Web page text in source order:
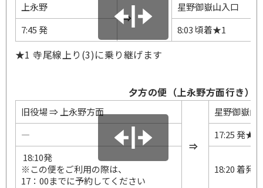
上永野
⇒
星野御嶽山入口
7:45 発
8:03 頃着★1
★1 寺尾線上り(3)に乗り継げます
夕方の便（上永野方面行き）
旧役場 ⇒ 上永野方面
⇒
星野御嶽山
―
17:25 発★2
18:10発
※この便をご利用の際は、
17：00までに予約してください
18:20 着発